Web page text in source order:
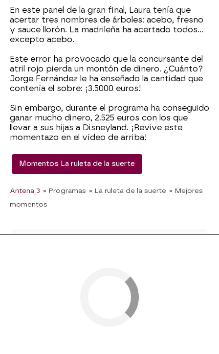
En este panel de la gran final, Laura tenía que
acertar tres nombres de árboles: acebo, fresno
y sauce llorón. La madrileña ha acertado todos…
excepto acebo.
Este error ha provocado que la concursante del
atril rojo pierda un montón de dinero. ¿Cuánto?
Jorge Fernández le ha enseñado la cantidad que
contenía el sobre: ¡3.5000 euros!
Sin embargo, durante el programa ha conseguido
ganar mucho dinero, 2.525 euros con los que
llevar a sus hijas a Disneyland. ¡Revive este
momentazo en el vídeo de arriba!
Momentos La ruleta de la suerte
Antena 3 » Programas » La ruleta de la suerte » Mejores
momentos